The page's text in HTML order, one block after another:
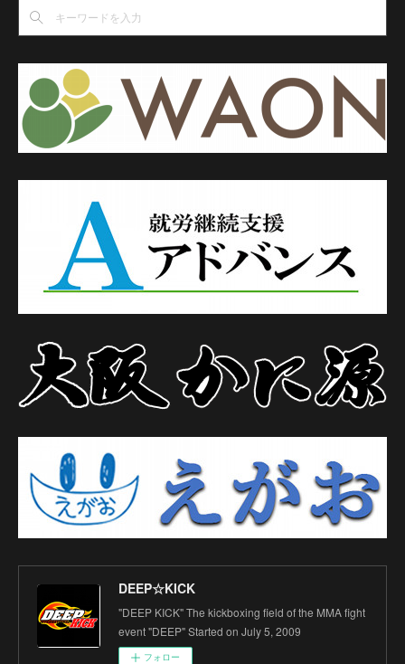
DEEP☆KICK
"DEEP KICK" The kickboxing field of the MMA fight
event "DEEP" Started on July 5, 2009
フォロー